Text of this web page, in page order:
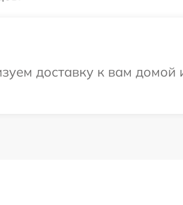
доставку к вам домой